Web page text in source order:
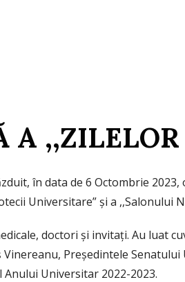
A
în data de 6 Octombrie
Universitare” şi a ,,Salonului
doctori şi invitaţi. Au luat
Vinereanu, Preşedintele
Universitar 2022-2023.